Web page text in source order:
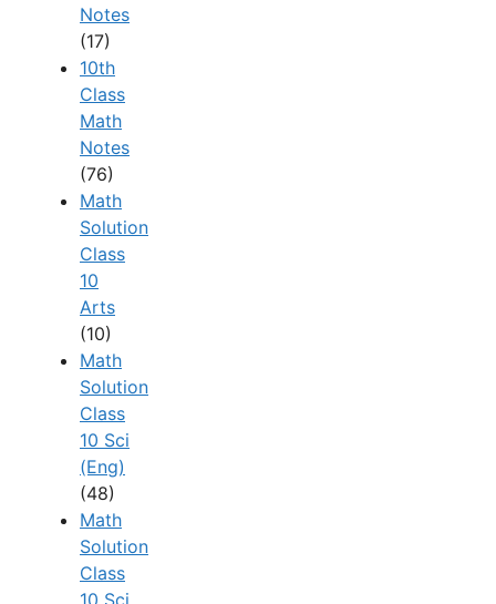
Notes
(17)
10th
Class
Math
Notes
(76)
Math
Solution
Class
10
Arts
(10)
Math
Solution
Class
10 Sci
(Eng)
(48)
Math
Solution
Class
10 Sci